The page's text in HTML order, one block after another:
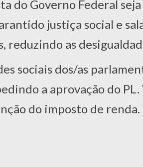
do Governo Federal
justiça social e
reduzindo as
sociais dos/as
a aprovação do
do imposto de renda.